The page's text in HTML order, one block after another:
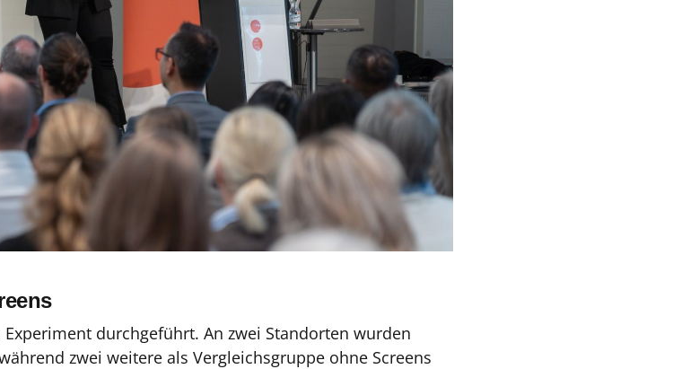
durchgeführt. An zwei Standorten wurden
zwei weitere als Vergleichsgruppe ohne Screens